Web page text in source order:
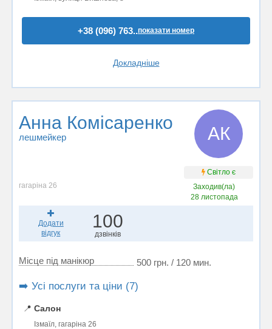
+38 (096) 763..показати номер
Докладніше
Анна Комісаренко
лешмейкер АК
Світло є
гагаріна 26
Заходив(ла)
28 листопада
Додати
відгук
100
дзвінків
Місце під манікюр 500 грн. / 120 мин.
➡️ Усі послуги та ціни (7)
📍 Салон
Ізмаїл, гагаріна 26